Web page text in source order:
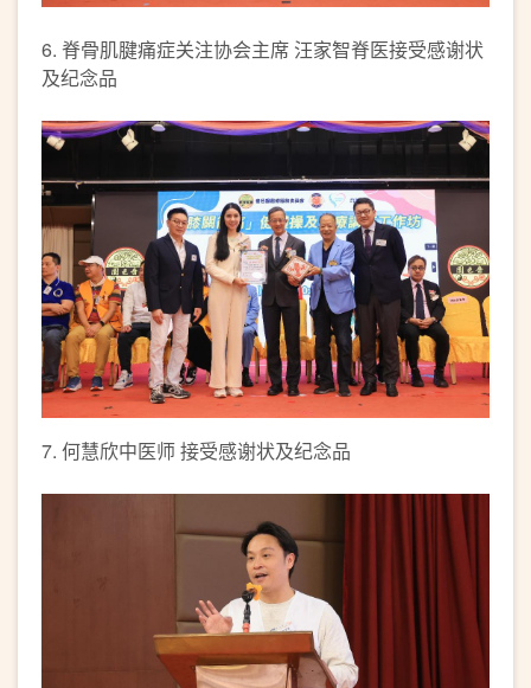
6. 脊骨肌腱痛症关注协会主席 汪家智脊医接受感谢状
及纪念品
7. 何慧欣中医师 接受感谢状及纪念品